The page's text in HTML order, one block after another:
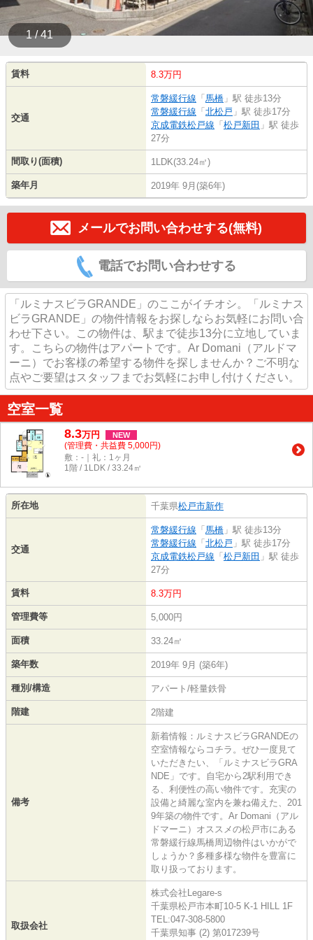
1 / 41
賃料 8.3万円
交通
常磐緩行線 「 馬橋 」駅 徒歩13分
常磐緩行線 「 北松戸 」駅 徒歩17分
京成電鉄松戸線 「 松戸新田 」駅 徒歩
27分
間取り(面積) 1LDK(33.24㎡)
築年月 2019年 9月(築6年)
メールでお問い合わせする(無料)
電話でお問い合わせする
「ルミナスビラGRANDE」のここがイチオシ。「ルミナス
ビラGRANDE」の物件情報をお探しならお気軽にお問い合
わせ下さい。この物件は、駅まで徒歩13分に立地していま
す。こちらの物件はアパートです。Ar Domani（アルドマ
ーニ）でお客様の希望する物件を探しませんか？ご不明な
点やご要望はスタッフまでお気軽にお申し付けください。
空室一覧
8.3万円 NEW
(管理費・共益費 5,000円)
敷：-｜礼：1ヶ月
1階 / 1LDK / 33.24㎡
所在地 千葉県松戸市新作
交通
常磐緩行線 「 馬橋 」駅 徒歩13分
常磐緩行線 「 北松戸 」駅 徒歩17分
京成電鉄松戸線 「 松戸新田 」駅 徒歩
27分
賃料 8.3万円
管理費等 5,000円
面積 33.24㎡
築年数 2019年 9月 (築6年)
種別/構造 アパート/軽量鉄骨
階建 2階建
備考
新着情報：ルミナスビラGRANDEの
空室情報ならコチラ。ぜひ一度見て
いただきたい、「ルミナスビラGRA
NDE」です。自宅から2駅利用でき
る、利便性の高い物件です。充実の
設備と綺麗な室内を兼ね備えた、201
9年築の物件です。Ar Domani（アル
ドマーニ）オススメの松戸市にある
常磐緩行線馬橋周辺物件はいかがで
しょうか？多種多様な物件を豊富に
取り扱っております。
取扱会社
株式会社Legare-s
千葉県松戸市本町10-5 K-1 HILL 1F
TEL:047-308-5800
千葉県知事 (2) 第017239号